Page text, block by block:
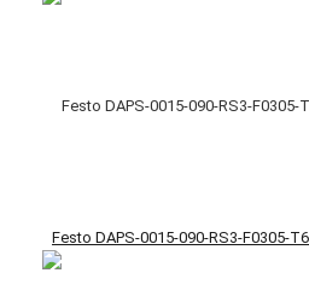
Festo DAPS-0015-090-RS3-F0305-